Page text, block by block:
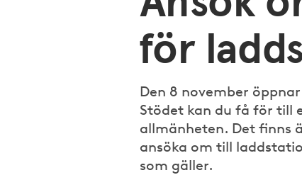
för
Den 8 november
Stödet kan du få för till
allmänheten. Det finns
ansöka om till
som gäller.